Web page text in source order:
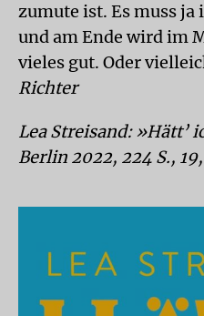
zumute ist. Es muss
und am Ende wird im
vieles gut. Oder
Richter
Lea Streisand: »Hätt’
Berlin 2022, 224 S.,